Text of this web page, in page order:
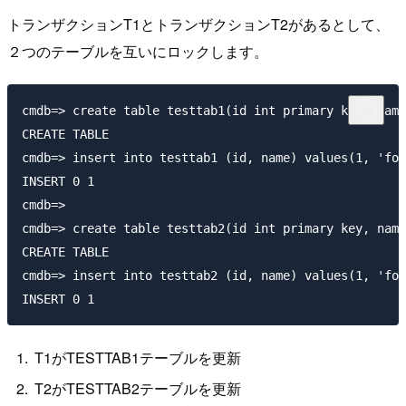
トランザクションT1とトランザクションT2があるとして、
２つのテーブルを互いにロックします。
cmdb=> create table testtab1(id int primary key,
CREATE TABLE
cmdb=> insert into testtab1 (id, name) values(1,
INSERT 0 1
cmdb=>
cmdb=> create table testtab2(id int primary key,
CREATE TABLE
cmdb=> insert into testtab2 (id, name) values(1,
T1がTESTTAB1テーブルを更新
T2がTESTTAB2テーブルを更新